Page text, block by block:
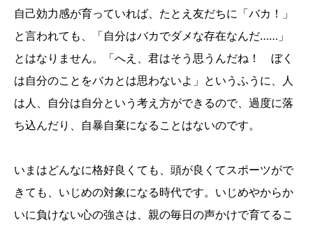
自己効力感が育っていれば、たとえ友だちに「バカ！」
と言われても、「自分はバカでダメな存在なんだ……」
とはなりません。「へえ、君はそう思うんだね！ ぼく
は自分のことをバカとは思わないよ」というふうに、人
は人、自分は自分という考え方ができるので、過度に落
ち込んだり、自暴自棄になることはないのです。
いまはどんなに格好良くても、頭が良くてスポーツがで
きても、いじめの対象になる時代です。いじめやからか
いに負けない心の強さは、親の毎日の声かけで育てるこ